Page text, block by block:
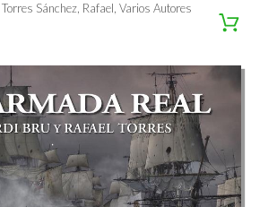
Sánchez, Rafael, Varios Autores